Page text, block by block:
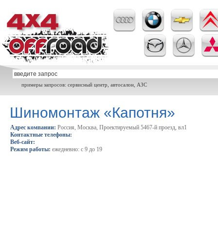
примеры запросов: сервисный центр, автосалон, АЗС
Шиномонтаж «Капотня»
Адрес компании: Россия, Москва, Проектируемый 5467-й проезд, вл1
Контактные телефоны:
Веб-сайт:
Режим работы: ежедневно: с 9 до 19